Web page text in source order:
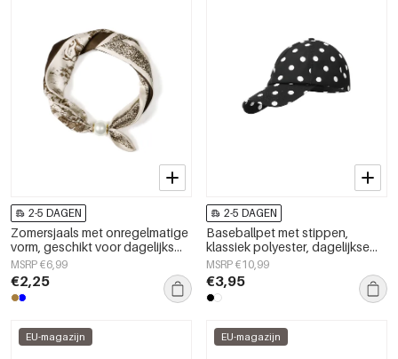
2-5 DAGEN
Zomersjaals met onregelmatige
vorm, geschikt voor dagelijks
gebruik, van polyester,
dagelijkse accessoires
MSRP €6,99
€2,25
2-5 DAGEN
Baseballpet met stippen,
klassiek polyester, dagelijkse
accessoires
MSRP €10,99
€3,95
EU-magazijn EU-magazijn